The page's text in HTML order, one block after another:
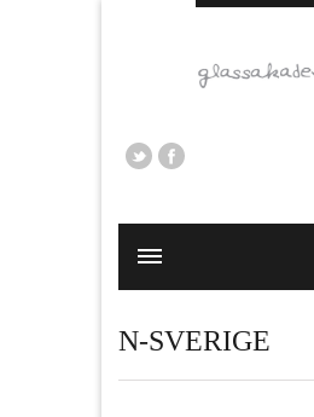
N-SVERIGE